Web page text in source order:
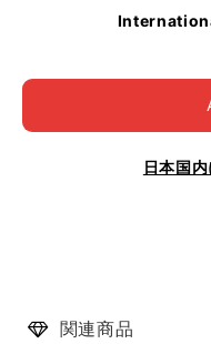
日本国
関連商品